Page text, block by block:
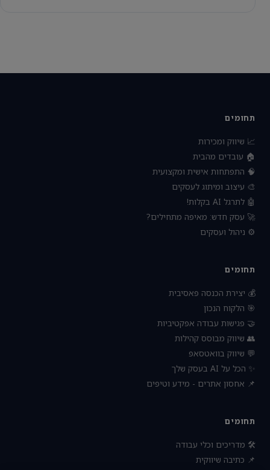
תחומים
📈 שיווק ומכירות
🏠 עובדים מהבית
🧠 התפתחות אישית ומקצועית
🎨 עיצוב ומיתוג לעסקים
🤖 לתרגל AI בקלות!
🚀 עסק חדש: מאיפה מתחילים?
⚙️ ניהול ועסקים
תחומים
💰 יצירת הכנסה פאסיבית
🎯 הלקוח הנכון
🤝 פגישות עבודה אפקטיביות
👥 שיווק מבוסס קהילות
💬 שיווק בוואטסאפ
✨ הכל על AI בעסק שלך
📌 אחסון אתרים - מידע וטיפים
תחומים
🛠 מדריכים וכלי עבודה
📌 כתיבה שיווקית